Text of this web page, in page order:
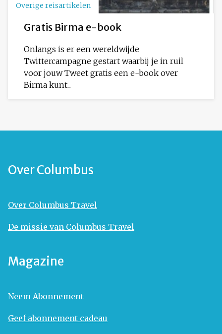
Overige reisartikelen
Gratis Birma e-book
Onlangs is er een wereldwijde
Twittercampagne gestart waarbij je in ruil
voor jouw Tweet gratis een e-book over
Birma kunt...
Over Columbus
Over Columbus Travel
De missie van Columbus Travel
Magazine
Neem Abonnement
Geef abonnement cadeau